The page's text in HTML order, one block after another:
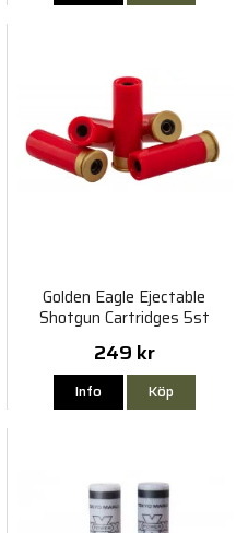
Golden Eagle Ejectable
Shotgun Cartridges 5st
249 kr
Info Köp